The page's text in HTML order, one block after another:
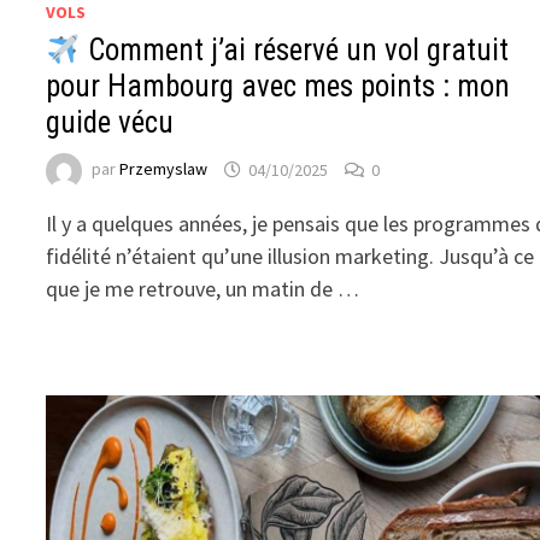
VOLS
Comment j’ai réservé un vol gratuit
pour Hambourg avec mes points : mon
guide vécu
parPrzemyslaw 04/10/2025 0
Il y a quelques années, je pensais que les programmes
fidélité n’étaient qu’une illusion marketing. Jusqu’à ce
que je me retrouve, un matin de …